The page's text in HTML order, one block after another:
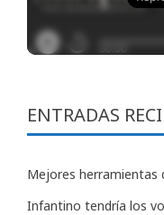
ENTRADAS
Mejores herramientas
Infantino tendría los